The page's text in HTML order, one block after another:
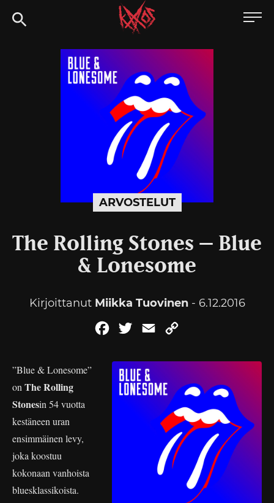
Siirry
suoraan
Kaaoszine
ARVOSTELUT
The Rolling Stones – Blue
& Lonesome
Kirjoittanut Miikka Tuovinen- 6.12.2016
FacebookTwitterEmail
”Blue & Lonesome”
on The Rolling
Stonesin 54 vuotta
kestäneen uran
ensimmäinen levy,
joka koostuu
kokonaan vanhoista
bluesklassikoista.